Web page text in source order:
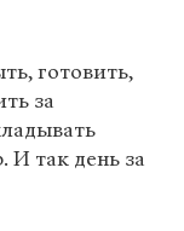
готовить,
за
И так день за